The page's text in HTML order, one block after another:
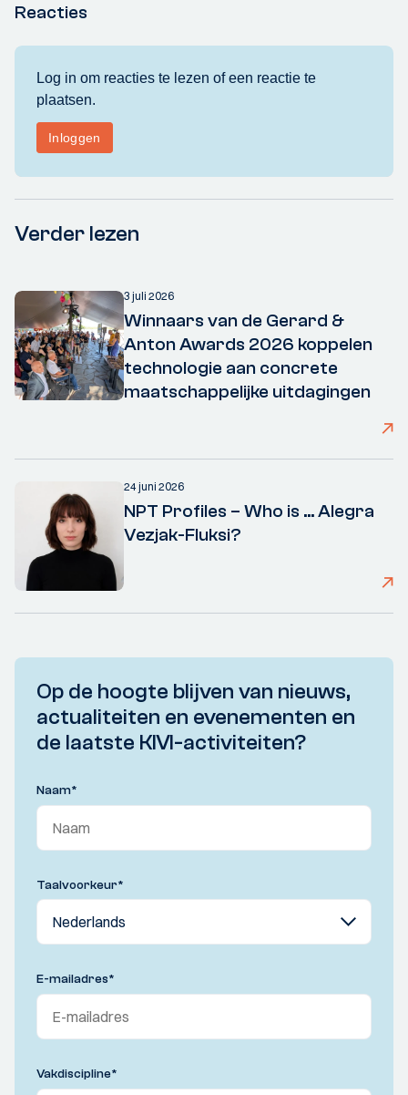
Reacties
Verder lezen
3 juli 2026
Winnaars van de Gerard &
Anton Awards 2026 koppelen
technologie aan concrete
maatschappelijke uitdagingen
24 juni 2026
NPT Profiles – Who is ... Alegra
Vezjak-Fluksi?
Op de hoogte blijven van nieuws,
actualiteiten en evenementen en
de laatste KIVI-activiteiten?
Naam*
Taalvoorkeur*
E-mailadres*
Vakdiscipline*